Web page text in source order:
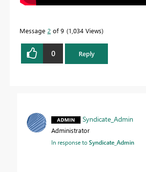
Message 2 of 9 1,034 Views
0 Reply
Syndicate_Admin
Administrator
In response toSyndicate_Admin